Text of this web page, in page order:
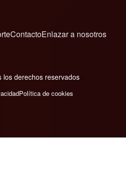
ContactoEnlazar a nosotros
derechos reservados
Política de cookies